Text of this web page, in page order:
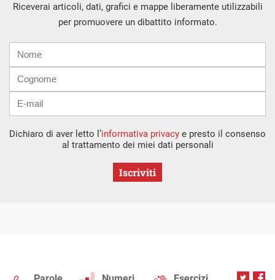
Riceverai articoli, dati, grafici e mappe liberamente utilizzabili
per promuovere un dibattito informato.
mail
Dichiaro di aver letto l’informativa privacy e presto il consenso
al trattamento dei miei dati personali
Iscriviti